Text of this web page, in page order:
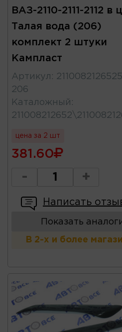
ВАЗ-2110-2111-2112 в
Талая вода (206)
комплект 2 штуки
Кампласт
Артикул :
206
Каталожный :
цена за 2 шт
381.60
- +
Написать
Показать
В 2-х и более